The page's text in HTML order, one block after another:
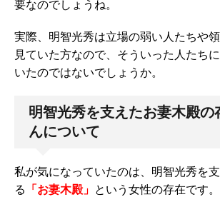
要なのでしょうね。
実際、明智光秀は立場の弱い人たちや
見ていた方なので、そういった人たち
いたのではないでしょうか。
明智光秀を支えたお妻木殿の
んについて
私が気になっていたのは、明智光秀を
る 「お妻木殿」 という女性の存在です。